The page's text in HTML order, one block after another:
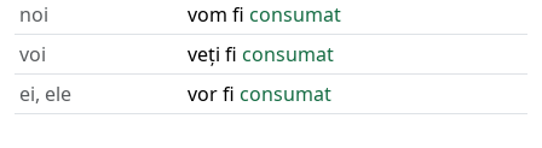
noi
vom fi consumat
voi
veți fi consumat
ei, ele
vor fi consumat